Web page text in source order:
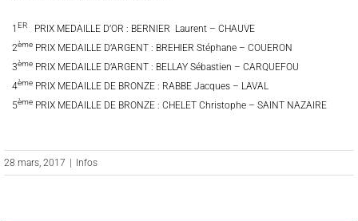
1 ER
PRIX MEDAILLE D’OR : BERNIER Laurent – CHAUVE
2ème PRIX MEDAILLE D’ARGENT : BREHIER Stéphane – COUERON
3ème PRIX MEDAILLE D’ARGENT : BELLAY Sébastien – CARQUEFOU
4ème PRIX MEDAILLE DE BRONZE : RABBE Jacques – LAVAL
5ème PRIX MEDAILLE DE BRONZE : CHELET Christophe – SAINT NAZAIRE
28 mars, 2017 | Infos